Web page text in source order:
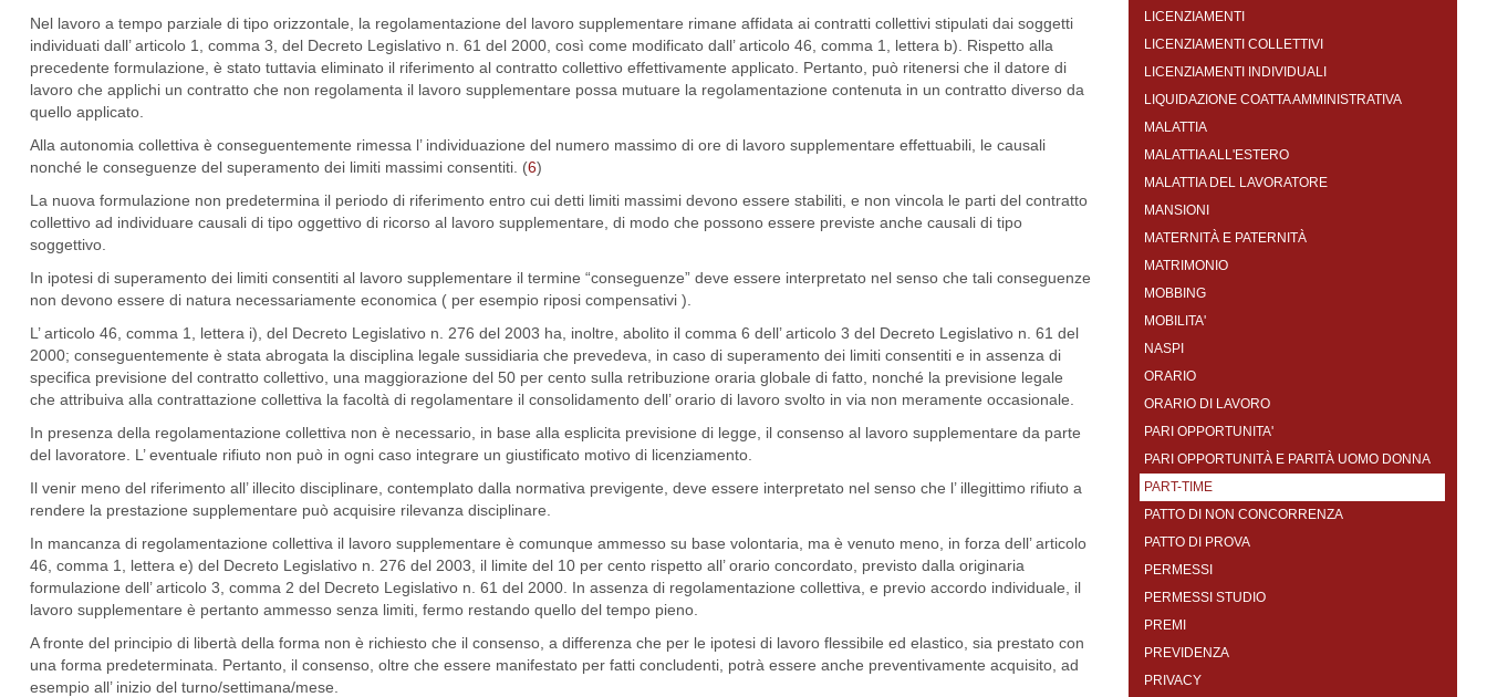
Nel lavoro a tempo parziale di tipo orizzontale, la regolamentazione del lavoro supplementare rimane affidata ai contratti collettivi stipulati dai soggetti
individuati dall’ articolo 1, comma 3, del Decreto Legislativo n. 61 del 2000, così come modificato dall’ articolo 46, comma 1, lettera b). Rispetto alla
precedente formulazione, è stato tuttavia eliminato il riferimento al contratto collettivo effettivamente applicato. Pertanto, può ritenersi che il datore di
lavoro che applichi un contratto che non regolamenta il lavoro supplementare possa mutuare la regolamentazione contenuta in un contratto diverso da
quello applicato.
Alla autonomia collettiva è conseguentemente rimessa l’ individuazione del numero massimo di ore di lavoro supplementare effettuabili, le causali
nonché le conseguenze del superamento dei limiti massimi consentiti. (6)
La nuova formulazione non predetermina il periodo di riferimento entro cui detti limiti massimi devono essere stabiliti, e non vincola le parti del contratto
collettivo ad individuare causali di tipo oggettivo di ricorso al lavoro supplementare, di modo che possono essere previste anche causali di tipo
soggettivo.
In ipotesi di superamento dei limiti consentiti al lavoro supplementare il termine “conseguenze” deve essere interpretato nel senso che tali conseguenze
non devono essere di natura necessariamente economica ( per esempio riposi compensativi ).
L’ articolo 46, comma 1, lettera i), del Decreto Legislativo n. 276 del 2003 ha, inoltre, abolito il comma 6 dell’ articolo 3 del Decreto Legislativo n. 61 del
2000; conseguentemente è stata abrogata la disciplina legale sussidiaria che prevedeva, in caso di superamento dei limiti consentiti e in assenza di
specifica previsione del contratto collettivo, una maggiorazione del 50 per cento sulla retribuzione oraria globale di fatto, nonché la previsione legale
che attribuiva alla contrattazione collettiva la facoltà di regolamentare il consolidamento dell’ orario di lavoro svolto in via non meramente occasionale.
In presenza della regolamentazione collettiva non è necessario, in base alla esplicita previsione di legge, il consenso al lavoro supplementare da parte
del lavoratore. L’ eventuale rifiuto non può in ogni caso integrare un giustificato motivo di licenziamento.
Il venir meno del riferimento all’ illecito disciplinare, contemplato dalla normativa previgente, deve essere interpretato nel senso che l’ illegittimo rifiuto a
rendere la prestazione supplementare può acquisire rilevanza disciplinare.
In mancanza di regolamentazione collettiva il lavoro supplementare è comunque ammesso su base volontaria, ma è venuto meno, in forza dell’ articolo
46, comma 1, lettera e) del Decreto Legislativo n. 276 del 2003, il limite del 10 per cento rispetto all’ orario concordato, previsto dalla originaria
formulazione dell’ articolo 3, comma 2 del Decreto Legislativo n. 61 del 2000. In assenza di regolamentazione collettiva, e previo accordo individuale, il
lavoro supplementare è pertanto ammesso senza limiti, fermo restando quello del tempo pieno.
A fronte del principio di libertà della forma non è richiesto che il consenso, a differenza che per le ipotesi di lavoro flessibile ed elastico, sia prestato con
una forma predeterminata. Pertanto, il consenso, oltre che essere manifestato per fatti concludenti, potrà essere anche preventivamente acquisito, ad
esempio all’ inizio del turno/settimana/mese.
LICENZIAMENTI
LICENZIAMENTI COLLETTIVI
LICENZIAMENTI INDIVIDUALI
LIQUIDAZIONE COATTA AMMINISTRATIVA
MALATTIA
MALATTIA ALL'ESTERO
MALATTIA DEL LAVORATORE
MANSIONI
MATERNITÀ E PATERNITÀ
MATRIMONIO
MOBBING
MOBILITA'
NASPI
ORARIO
ORARIO DI LAVORO
PARI OPPORTUNITA'
PARI OPPORTUNITÀ E PARITÀ UOMO DONNA
PART-TIME
PATTO DI NON CONCORRENZA
PATTO DI PROVA
PERMESSI
PERMESSI STUDIO
PREMI
PREVIDENZA
PRIVACY